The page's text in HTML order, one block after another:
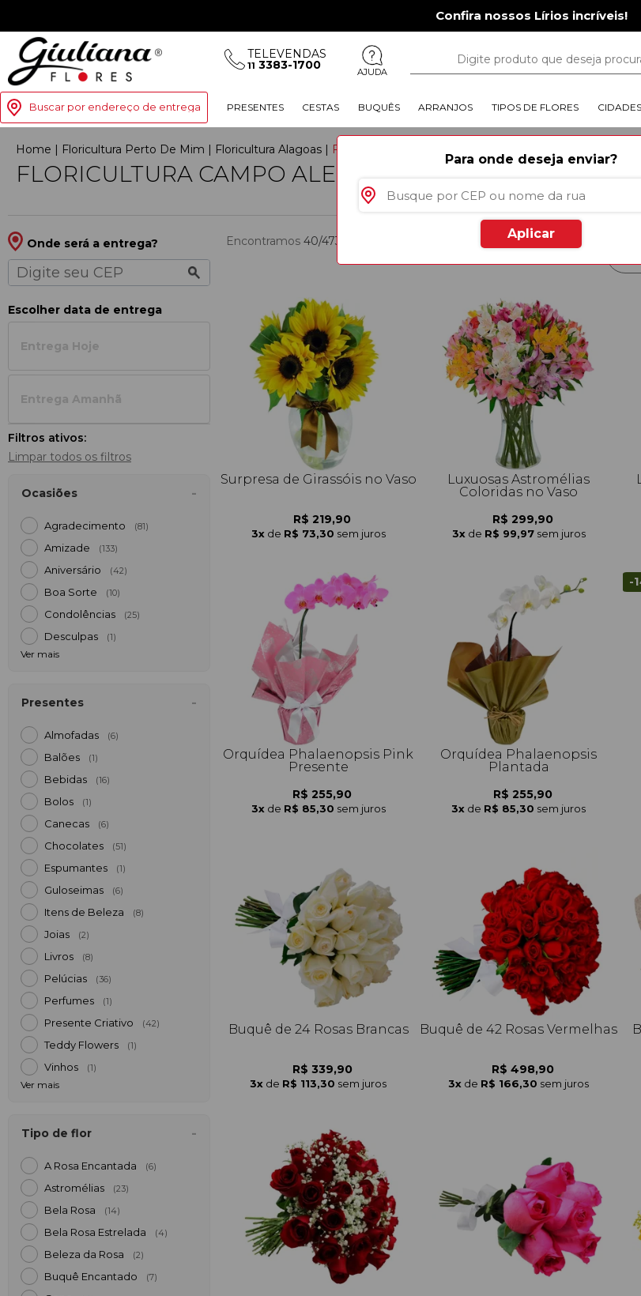
Confira nossos Lírios incríveis!
TELEVENDAS
11 3383-1700 AJUDA
Buscar por endereço de entrega PRESENTES CESTAS BUQUÊS ARRANJOS TIPOS DE FLORES CIDADES
Para onde deseja enviar?
Aplicar
Home | Floricultura Perto De Mim | Floricultura Alagoas | Floricultura Campo Alegre
FLORICULTURA CAMPO ALEGRE A Giuliana Flores é
disposição
em até 3 horas.
querida em
Onde será a entrega?
Escolher data de entrega
Entrega Hoje
Entrega Amanh
Filtros ativos:
Limpar todos os filtros
Ocasiões
Agradecimento (81)
Amizade (133)
Aniversário (42)
Boa Sorte (10)
Condolências (25)
Desculpas (1)
Ver mais
Presentes
Almofadas (6)
Balões (1)
Bebidas (16)
Bolos (1)
Canecas (6)
Chocolates (51)
Espumantes (1)
Guloseimas (6)
Itens de Beleza (8)
Joias (2)
Livros (8)
Pelúcias (36)
Perfumes (1)
Presente Criativo (42)
Teddy Flowers (1)
Vinhos (1)
Ver mais
Tipo de flor
A Rosa Encantada (6)
Astromélias (23)
Bela Rosa (14)
Bela Rosa Estrelada (4)
Beleza da Rosa (2)
Buquê Encantado (7)
Encontramos 40/473
Surpresa de Girassóis no Vaso
R$ 219,90
3x de R$ 73,30 sem juros
Luxuosas Astromélias
Coloridas no Vaso
R$ 299,90
3x de R$ 99,97 sem juros
Orquídea Phalaenopsis Pink
Presente
R$ 255,90
3x de R$ 85,30 sem juros
Orquídea Phalaenopsis
Plantada
R$ 255,90
3x de R$ 85,30 sem juros
-
Buquê de 24 Rosas Brancas
R$ 339,90
3x de R$ 113,30 sem juros
Buquê de 42 Rosas Vermelhas
R$ 498,90
3x de R$ 166,30 sem juros